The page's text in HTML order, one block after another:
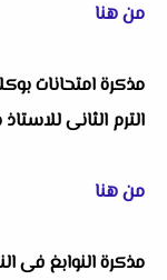
من هنا
مذكرة امتحانات
الترم الثانى
من هنا
مذكرة النوابغ فى